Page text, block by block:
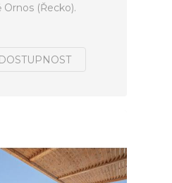
(Řecko).